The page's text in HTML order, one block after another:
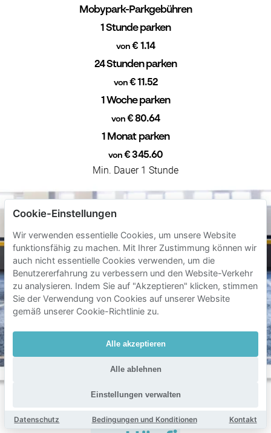
Mobypark-Parkgebühren
1 Stunde parken
von € 1.14
24 Stunden parken
von€ 11.52
1 Woche parken
von€ 80.64
1 Monat parken
von € 345.60
Min. Dauer 1 Stunde
Cookie-Einstellungen
Wir verwenden essentielle Cookies, um unsere Website
funktionsfähig zu machen. Mit Ihrer Zustimmung können wir
auch nicht essentielle Cookies verwenden, um die
Benutzererfahrung zu verbessern und den Website-Verkehr
zu analysieren. Indem Sie auf "Akzeptieren" klicken, stimmen
Sie der Verwendung von Cookies auf unserer Website
gemäß unserer Cookie-Richtlinie zu.
Alle akzeptieren
Alle ablehnen
Einstellungen verwalten
Datenschutz Bedingungen und Konditionen Kontakt